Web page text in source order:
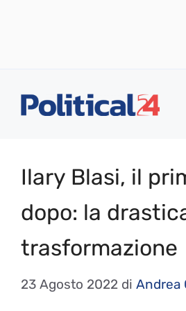
Ilary Blasi, il
dopo: la
trasformazione
23 Agosto 2022 di Andrea